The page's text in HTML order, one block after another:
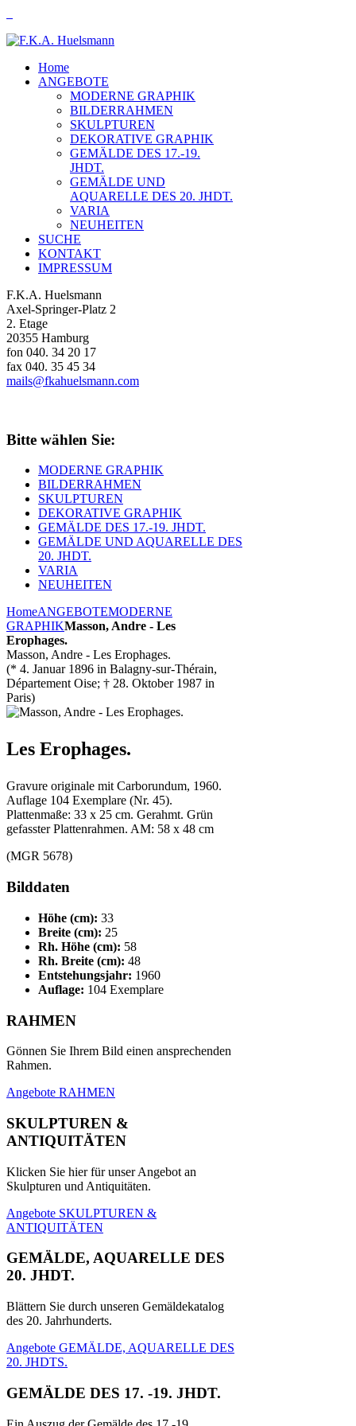
Home
ANGEBOTE
MODERNE GRAPHIK
BILDERRAHMEN
SKULPTUREN
DEKORATIVE GRAPHIK
GEMÄLDE DES 17.-19.
JHDT.
GEMÄLDE UND
AQUARELLE DES 20. JHDT.
VARIA
NEUHEITEN
SUCHE
KONTAKT
IMPRESSUM
F.K.A. Huelsmann
Axel-Springer-Platz 2
2. Etage
20355 Hamburg
fon 040. 34 20 17
fax 040. 35 45 34
mails@fkahuelsmann.com
Bitte wählen Sie:
MODERNE GRAPHIK
BILDERRAHMEN
SKULPTUREN
DEKORATIVE GRAPHIK
GEMÄLDE DES 17.-19. JHDT.
GEMÄLDE UND AQUARELLE DES
20. JHDT.
VARIA
NEUHEITEN
HomeANGEBOTEMODERNE
GRAPHIKMasson, Andre - Les
Erophages.
Masson, Andre - Les Erophages.
(* 4. Januar 1896 in Balagny-sur-Thérain,
Département Oise; † 28. Oktober 1987 in
Paris)
Les Erophages.
Gravure originale mit Carborundum, 1960.
Auflage 104 Exemplare (Nr. 45).
Plattenmaße: 33 x 25 cm. Gerahmt. Grün
gefasster Plattenrahmen. AM: 58 x 48 cm
(MGR 5678)
Bilddaten
Höhe (cm): 33
Breite (cm): 25
Rh. Höhe (cm): 58
Rh. Breite (cm): 48
Entstehungsjahr: 1960
Auflage: 104 Exemplare
RAHMEN
Gönnen Sie Ihrem Bild einen ansprechenden
Rahmen.
Angebote RAHMEN
SKULPTUREN &
ANTIQUITÄTEN
Klicken Sie hier für unser Angebot an
Skulpturen und Antiquitäten.
Angebote SKULPTUREN &
ANTIQUITÄTEN
GEMÄLDE, AQUARELLE DES
20. JHDT.
Blättern Sie durch unseren Gemäldekatalog
des 20. Jahrhunderts.
Angebote GEMÄLDE, AQUARELLE DES
20. JHDTS.
GEMÄLDE DES 17. -19. JHDT.